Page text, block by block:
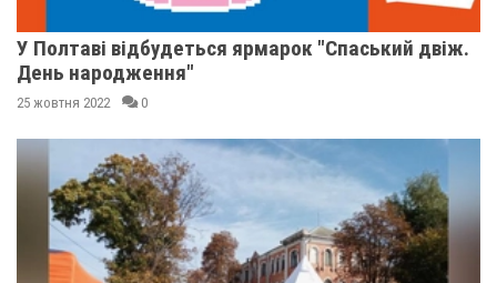
У Полтаві відбудеться ярмарок "Спаський двіж.
День народження"
25 жовтня 2022 0